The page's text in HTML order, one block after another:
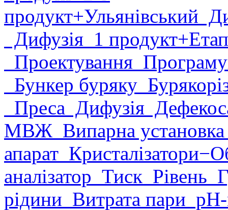
продукт+Ульянівський
Дифузія 1 продукт
Проектування
Бункер буряку
Преса Дифузія
МВЖ Випарна
апарат Кристалізатори
аналізатор Тиск Рівень
рідини Витрата пари